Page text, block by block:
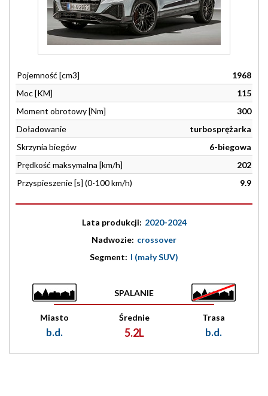
Pojemność [cm3]
1968
Moc [KM]
115
Moment obrotowy [Nm]
300
Doładowanie
turbosprężarka
Skrzynia biegów
6-biegowa
Prędkość maksymalna [km/h]
202
Przyspieszenie [s] (0-100 km/h)
9.9
Lata produkcji: 2020-2024
Nadwozie: crossover
Segment: I (mały SUV)
SPALANIE
Miasto
b.d.
Średnie
5.2L
Trasa
b.d.